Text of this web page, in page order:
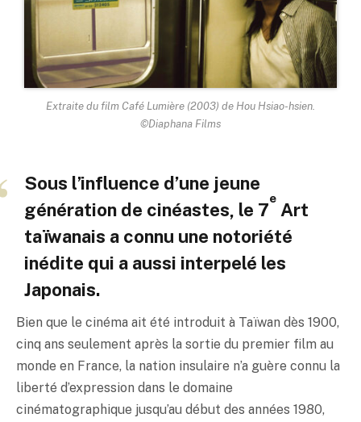
Extraite du film Café Lumière (2003) de Hou Hsiao-hsien.
©Diaphana Films
Sous l’influence d’une jeune
génération de cinéastes, le 7
e
Art
taïwanais a connu une notoriété
inédite qui a aussi interpelé les
Japonais.
Bien que le cinéma ait été introduit à Taïwan dès 1900,
cinq ans seulement après la sortie du premier film au
monde en France, la nation insulaire n’a guère connu la
liberté d’expression dans le domaine
cinématographique jusqu’au début des années 1980,